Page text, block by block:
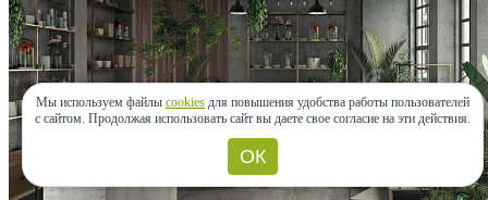
Мы используем файлы cookies для повышения удобства работы пользователей
с сайтом. Продолжая использовать сайт вы даете свое согласие на эти действия.
ОК